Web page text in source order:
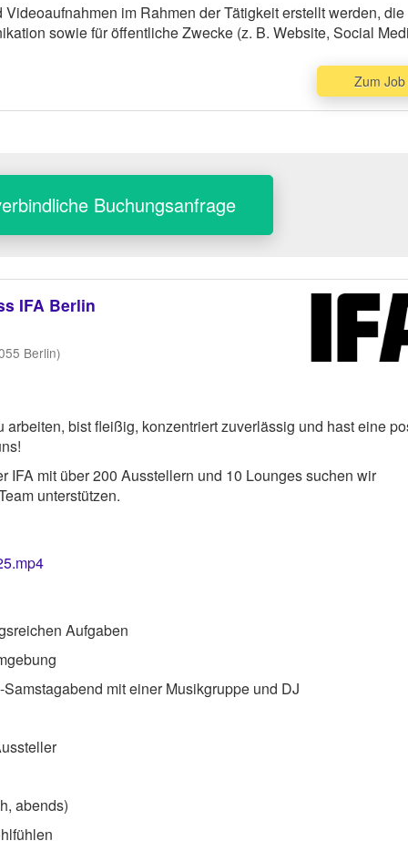
im Rahmen der Tätigkeit erstellt werden, die
sowie für öffentliche Zwecke (z. B. Website, Social
Zum Job
Buchungsanfrage
IFA Berlin
Berlin)
bist fleißig, konzentriert zuverlässig und hast eine
IFA mit über 200 Ausstellern und 10 Lounges suchen wir
unterstützen.
Aufgaben
mit einer Musikgruppe und DJ
abends)